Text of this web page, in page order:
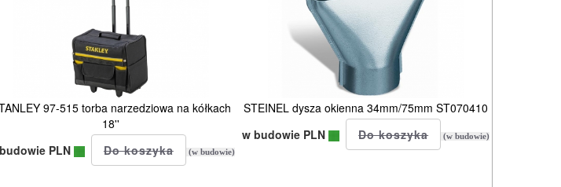
97-515 torba narzedziowa na kółkach
18''
PLN
(w budowie)
STEINEL dysza okienna 34mm/75mm ST070410
w budowie PLN
(w budowie)